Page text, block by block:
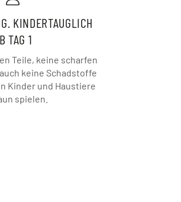
KINDERTAUGLICH
TAG 1
Teile, keine scharfen
keine Schadstoffe
Kinder und Haustiere
spielen.